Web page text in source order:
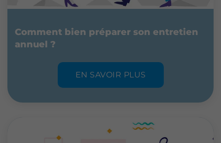
Comment bien préparer son entretien
annuel ?
EN SAVOIR PLUS